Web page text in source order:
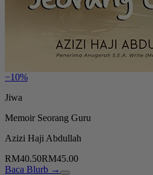
−10%
Jiwa
Memoir Seorang Guru
Azizi Haji Abdullah
RM40.50RM45.00
Baca Blurb →